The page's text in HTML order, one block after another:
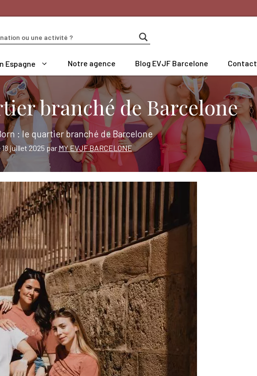
Espagne Notre agence Blog EVJF Barcelone Contact
branché de Barcelone
: le quartier branché de Barcelone
18 juillet 2025 par MY EVJF BARCELONE